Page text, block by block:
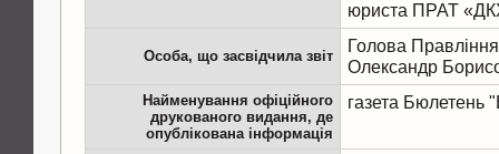
Особа, що засвідчила звіт
Голова
Олександр
Найменування офіційного
друкованого видання, де
опублікована інформація
газета Бюлетень